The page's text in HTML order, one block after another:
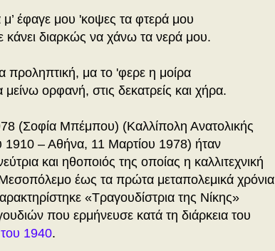
μ’ έφαγε μου 'κοψες τα φτερά μου
κάνει διαρκώς να χάνω τα νερά μου.
προληπτική, μα το 'φερε η μοίρα
μείνω ορφανή, στις δεκατρείς και χήρα.
(Σοφία Μπέμπου) (Καλλίπολη Ανατολικής
– Αθήνα, 11 Μαρτίου 1978) ήταν
και ηθοποιός της οποίας η καλλιτεχνική
Μεσοπόλεμο έως τα πρώτα μεταπολεμικά χρόνια
«Τραγουδίστρια της Νίκης»
που ερμήνευσε κατά τη διάρκεια του
1940.